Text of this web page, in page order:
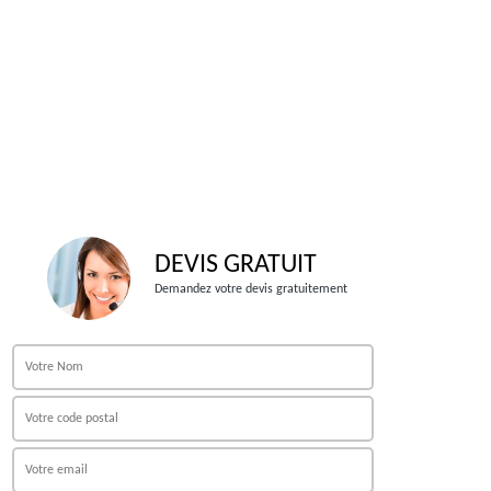
DEVIS GRATUIT
Demandez votre devis gratuitement